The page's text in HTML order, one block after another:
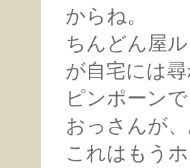
からね。
ちんどん屋
が自宅には
ピンポーン
おっさんが
これはもう